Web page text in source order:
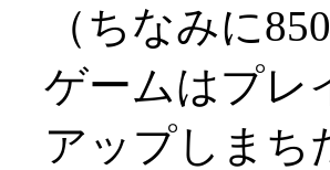
（ちなみに
ゲームはプレ
アップしまち